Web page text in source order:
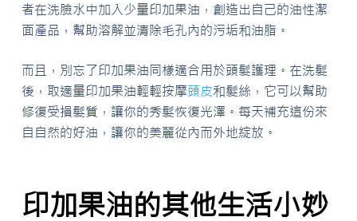
者在洗臉水中加入少量印加果油，創造出自己的油性潔
面產品，幫助溶解並清除毛孔內的污垢和油脂。
而且，別忘了印加果油同樣適合用於頭髮護理。在洗髮
後，取適量印加果油輕輕按摩頭皮和髮絲，它可以幫助
修復受損髮質，讓你的秀髮恢復光澤。每天補充這份來
自自然的好油，讓你的美麗從內而外地綻放。
印加果油的其他生活小妙